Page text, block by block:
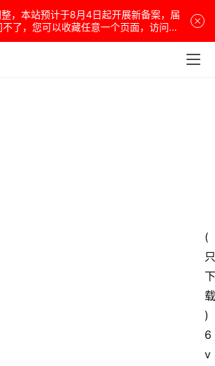
，本站预计于8月4日起开展新备案，届
了，您可以收藏任意一个页面，访问网
站！
(
只
下
载
)
6
v